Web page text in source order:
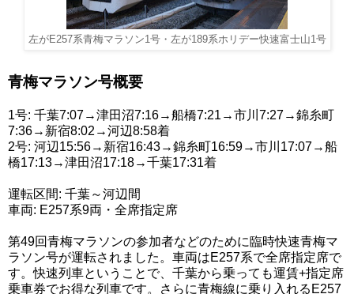
左がE257系青梅マラソン1号・左が189系ホリデー快速富士山1号
青梅マラソン号概要
1号: 千葉7:07→津田沼7:16→船橋7:21→市川7:27→錦糸町
7:36→新宿8:02→河辺8:58着
2号: 河辺15:56→新宿16:43→錦糸町16:59→市川17:07→船
橋17:13→津田沼17:18→千葉17:31着
運転区間: 千葉～河辺間
車両: E257系9両・全席指定席
第49回青梅マラソンの参加者などのために臨時快速青梅マ
ラソン号が運転されました。車両はE257系で全席指定席で
す。快速列車ということで、千葉から乗っても運賃+指定席
乗車券でお得な列車です。さらに青梅線に乗り入れるE257